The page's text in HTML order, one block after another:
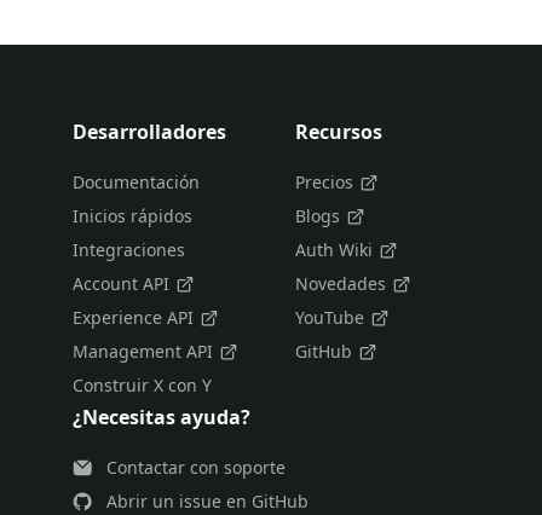
Desarrolladores
Documentación
Inicios rápidos
Integraciones
Account API
Experience API
Management API
Construir X con Y
Recursos
Precios
Blogs
Auth Wiki
Novedades
YouTube
GitHub
¿Necesitas ayuda?
Contactar con soporte
Abrir un issue en GitHub